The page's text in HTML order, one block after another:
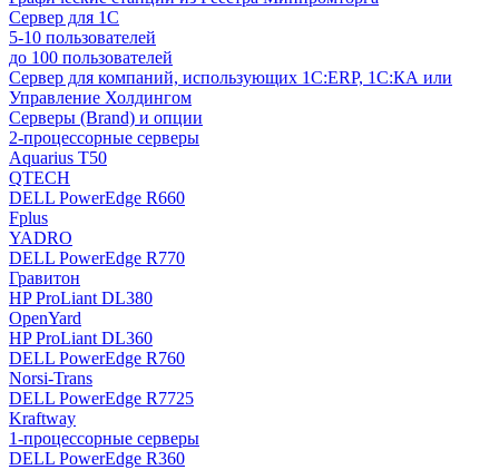
Сервер для 1С
5-10 пользователей
до 100 пользователей
Сервер для компаний, использующих 1C:ERP, 1С:КА или
Управление Холдингом
Серверы (Brand) и опции
2-процессорные серверы
Aquarius T50
QTECH
DELL PowerEdge R660
Fplus
YADRO
DELL PowerEdge R770
Гравитон
HP ProLiant DL380
OpenYard
HP ProLiant DL360
DELL PowerEdge R760
Norsi-Trans
DELL PowerEdge R7725
Kraftway
1-процессорные серверы
DELL PowerEdge R360